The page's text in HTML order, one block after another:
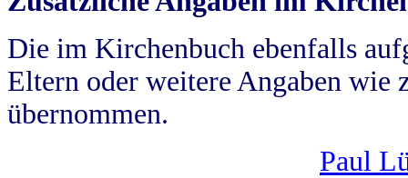
Die im Kirchenbuch ebenfalls
Eltern oder weitere Angaben wie
übernommen.
Paul